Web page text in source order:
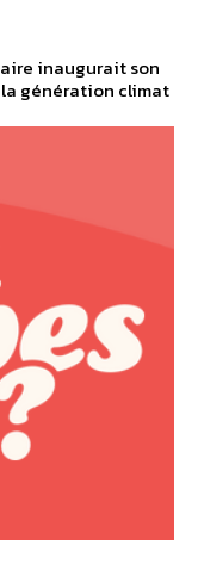
inaugurait son
génération climat